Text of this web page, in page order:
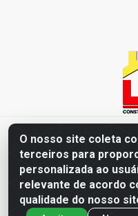
O nosso site coleta
terceiros para
personalizada ao
relevante de acordo
qualidade do nosso
LDF Home Center - R.
Jardim América,